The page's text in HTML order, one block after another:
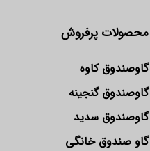
محصولات پرفروش
گاوصندوق کاوه
گاوصندوق گنجینه
گاوصندوق سدید
گاو صندوق خانگی